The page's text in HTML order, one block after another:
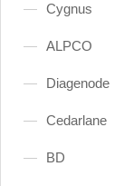
Cygnus
ALPCO
Diagenode
Cedarlane
BD